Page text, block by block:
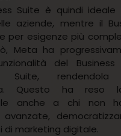
Suite è quindi
aziende, mentre il
per esigenze più
Meta ha
del Business
Suite,
Questo ha reso
anche a chi non
di marketing digitale.